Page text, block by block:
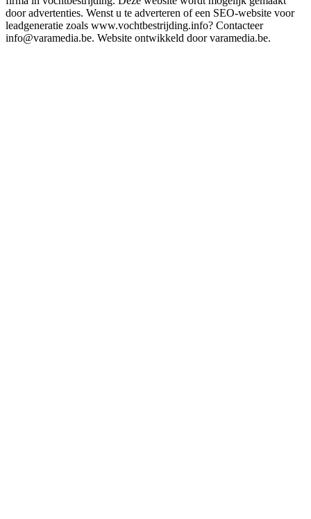
door advertenties. Wenst u te adverteren of een SEO-website voor
leadgeneratie zoals www.vochtbestrijding.info? Contacteer
info@varamedia.be. Website ontwikkeld door varamedia.be.